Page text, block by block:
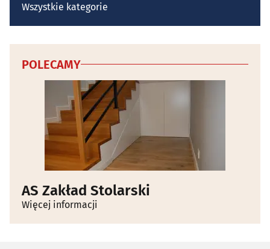
Wszystkie kategorie
POLECAMY
AS Zakład Stolarski
Więcej informacji